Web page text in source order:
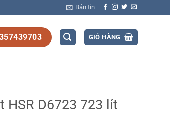
Bản tin
GIỎ HÀNG
HSR D6723 723 lít